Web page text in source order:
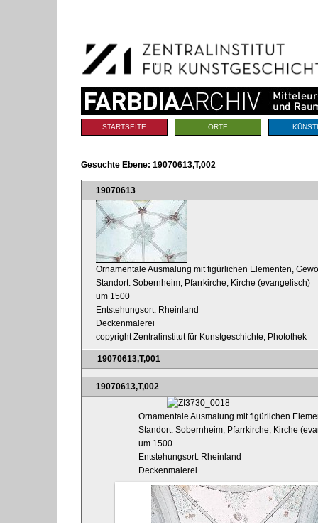
Navigation
Sektionen
STARTSEITE ORTE
Gesuchte Ebene: 19070613,T,002
19070613
Ornamentale Ausmalung mit figürlichen Elementen,
Standort: Sobernheim, Pfarrkirche, Kirche (evangelisch)
um 1500
Entstehungsort: Rheinland
Deckenmalerei
copyright Zentralinstitut für Kunstgeschichte, Photothek
19070613,T,001
19070613,T,002
Ornamentale Ausmalung mit figürlichen
Standort: Sobernheim, Pfarrkirche, Kirche
um 1500
Entstehungsort: Rheinland
Deckenmalerei